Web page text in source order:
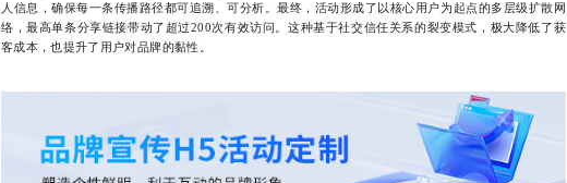
人信息，确保每一条传播路径都可追溯、可分析。最终，活动形成了以核心用户为起点的多层级扩散网
络，最高单条分享链接带动了超过200次有效访问。这种基于社交信任关系的裂变模式，极大降低了获
客成本，也提升了用户对品牌的黏性。